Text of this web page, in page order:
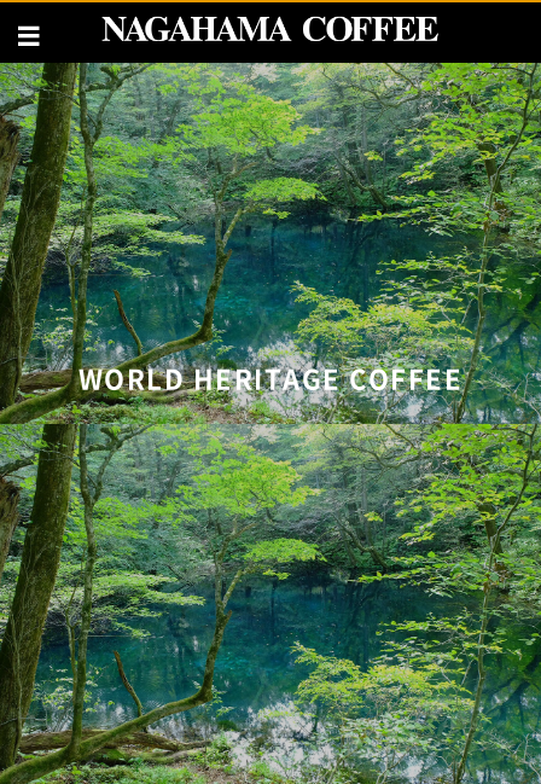
WORLD HERITAGE COFFEE